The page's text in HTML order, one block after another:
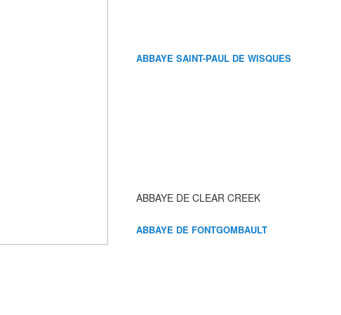
ABBAYE SAINT-PAUL DE WISQUES
ABBAYE DE CLEAR CREEK
ABBAYE DE FONTGOMBAULT